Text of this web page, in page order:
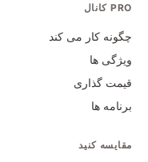
PRO کانال
چگونه کار می کند
ویژگی ها
قیمت گذاری
برنامه ها
مقایسه کنید